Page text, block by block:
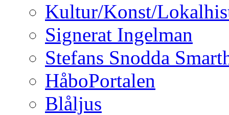
Kultur/Konst/
Signerat Ingelman
Stefans Snodda
HåboPortalen
Blåljus